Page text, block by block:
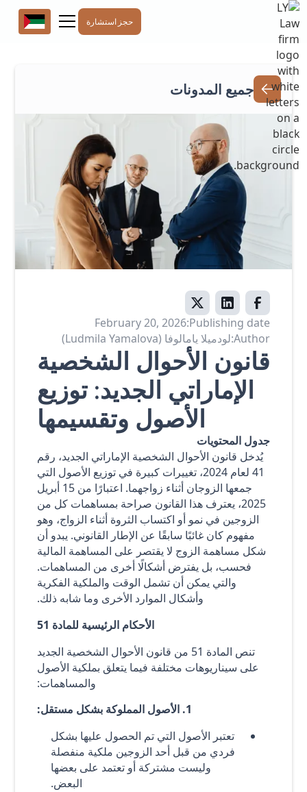
حجز استشارة
جميع المدونات
Publishing date:
February 20, 2026
Author: لودميلا يامالوفا (Ludmila Yamalova)
قانون الأحوال الشخصية
الإماراتي الجديد: توزيع
الأصول وتقسيمها
جدول المحتويات
يُدخل قانون الأحوال الشخصية الإماراتي الجديد، رقم
41 لعام 2024، تغييرات كبيرة في توزيع الأصول التي
جمعها الزوجان أثناء زواجهما. اعتبارًا من 15 أبريل
2025، يعترف هذا القانون صراحة بمساهمات كل من
الزوجين في نمو أو اكتساب الثروة أثناء الزواج، وهو
مفهوم كان غائبًا سابقًا عن الإطار القانوني. يبدو أن
شكل مساهمة الزوج لا يقتصر على المساهمة المالية
فحسب، بل يفترض أشكالًا أخرى من المساهمات.
والتي يمكن أن تشمل الوقت والملكية الفكرية
وأشكال الموارد الأخرى وما شابه ذلك.
الأحكام الرئيسية للمادة 51
تنص المادة 51 من قانون الأحوال الشخصية الجديد
على سيناريوهات مختلفة فيما يتعلق بملكية الأصول
والمساهمات:
1. الأصول المملوكة بشكل مستقل:
تعتبر الأصول التي تم الحصول عليها بشكل
فردي من قبل أحد الزوجين ملكية منفصلة
وليست مشتركة أو تعتمد على بعضها
البعض.